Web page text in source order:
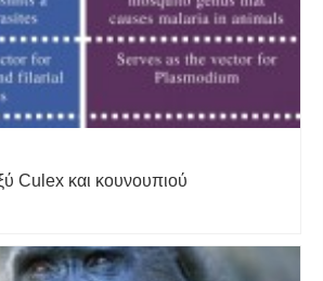
Culex και κουνουπιού